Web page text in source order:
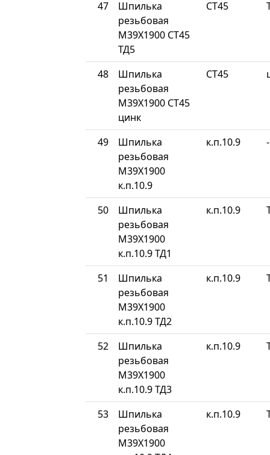
47
Шпилька
резьбовая
М39Х1900 СТ45
ТД5
СТ45
48
Шпилька
резьбовая
М39Х1900 СТ45
цинк
СТ45
49
Шпилька
резьбовая
М39Х1900
к.п.10.9
к.п.10.9 -
50
Шпилька
резьбовая
М39Х1900
к.п.10.9 ТД1
к.п.10.9
51
Шпилька
резьбовая
М39Х1900
к.п.10.9 ТД2
к.п.10.9
52
Шпилька
резьбовая
М39Х1900
к.п.10.9 ТД3
к.п.10.9
53
Шпилька
резьбовая
М39Х1900
к.п.10.9